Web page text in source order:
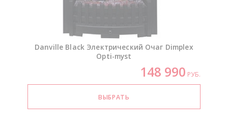
Danville Black Электрический Очаг Dimplex
Opti-myst
148 990 РУБ.